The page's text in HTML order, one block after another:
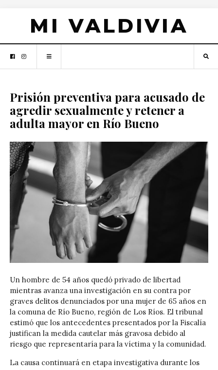
MI VALDIVIA
Prisión preventiva para acusado de
agredir sexualmente y retener a
adulta mayor en Río Bueno
Un hombre de 54 años quedó privado de libertad
mientras avanza una investigación en su contra por
graves delitos denunciados por una mujer de 65 años en
la comuna de Río Bueno, región de Los Ríos. El tribunal
estimó que los antecedentes presentados por la Fiscalía
justifican la medida cautelar más gravosa debido al
riesgo que representaría para la víctima y la comunidad.
La causa continuará en etapa investigativa durante los